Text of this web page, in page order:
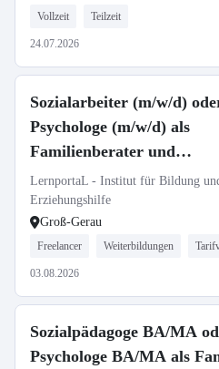
Vollzeit Teilzeit
24.07.2026
Sozialarbeiter (m/w/d)
Psychologe (m/w/d) als
Familienberater und
Einzelfallberater mit
Mehrsprachigkeit gesucht
LernportaL - Institut für Bildung
Erziehungshilfe
Groß-Gerau
Freelancer Weiterbildungen
03.08.2026
Sozialpädagoge BA/MA
Psychologe BA/MA als